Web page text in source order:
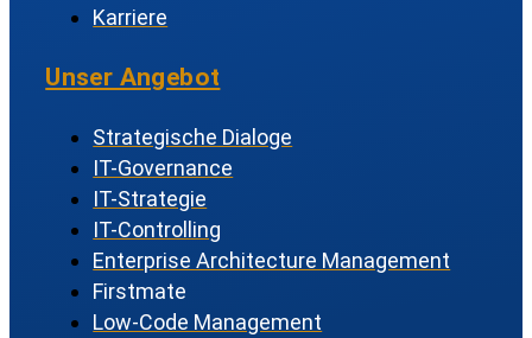
Karriere
Unser Angebot
Strategische Dialoge
IT-Governance
IT-Strategie
IT-Controlling
Enterprise Architecture Management
Firstmate
Low-Code Management